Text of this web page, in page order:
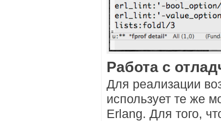
Работа с
Для реализации
использует те же
Erlang. Для того,